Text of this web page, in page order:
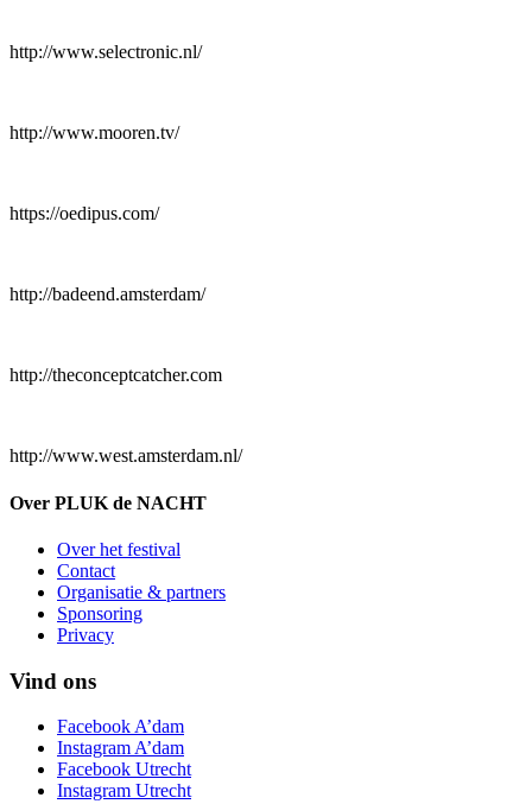
http://www.selectronic.nl/
http://www.mooren.tv/
https://oedipus.com/
http://badeend.amsterdam/
http://theconceptcatcher.com
http://www.west.amsterdam.nl/
Over PLUK de NACHT
Over het festival
Contact
Organisatie & partners
Sponsoring
Privacy
Vind ons
Facebook A’dam
Instagram A’dam
Facebook Utrecht
Instagram Utrecht